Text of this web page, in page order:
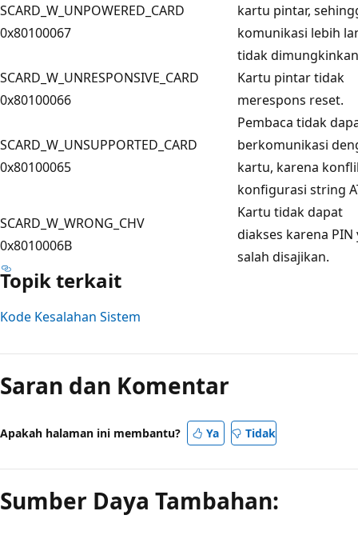
SCARD_W_UNPOWERED_CARD
0x80100067
kartu pintar,
komunikasi lebih
tidak
SCARD_W_UNRESPONSIVE_CARD
0x80100066
Kartu pintar tidak
merespons reset.
SCARD_W_UNSUPPORTED_CARD
0x80100065
Pembaca tidak
berkomunikasi
kartu, karena
konfigurasi string
SCARD_W_WRONG_CHV
0x8010006B
Kartu tidak dapat
diakses karena PIN
salah disajikan.
Topik terkait
Kode Kesalahan Sistem
Saran dan Komentar
Apakah halaman ini membantu? Ya Tidak
Sumber Daya Tambahan: